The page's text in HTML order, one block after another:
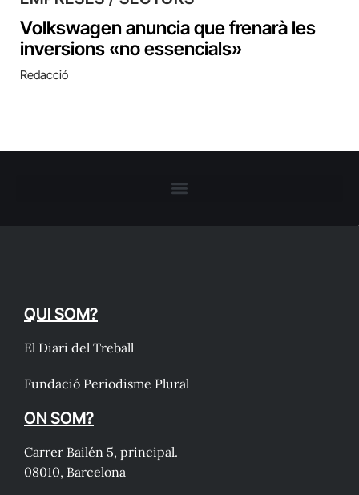
Volkswagen anuncia que frenarà les
inversions «no essencials»
Redacció
QUI SOM?
El Diari del Treball
Fundació Periodisme Plural
ON SOM?
Carrer Bailén 5, principal.
08010, Barcelona